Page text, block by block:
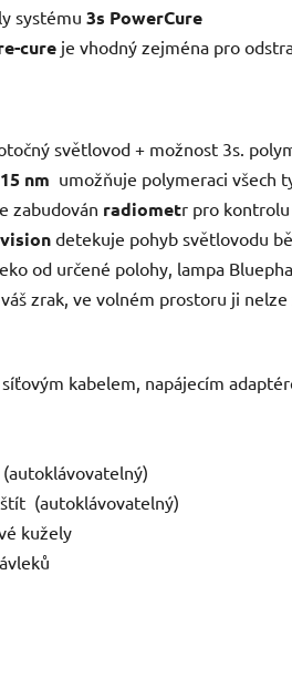
systému 3s PowerCure
cure je vhodný zejména pro
světlovod + možnost 3s.
nm umožňuje polymeraci všech
zabudován radiometr pro
detekuje pohyb světlovodu
od určené polohy, lampa
zrak, ve volném prostoru ji nelze
síťovým kabelem, napájecím
(autoklávovatelný)
kužely